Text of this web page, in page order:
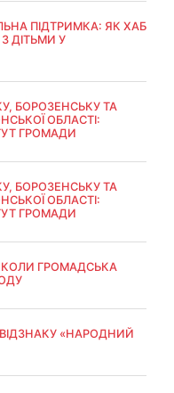
ПІДТРИМКА: ЯК ХАБ
ДІТЬМИ У
БОРОЗЕНСЬКУ ТА
ОБЛАСТІ:
ГРОМАДИ
БОРОЗЕНСЬКУ ТА
ОБЛАСТІ:
ГРОМАДИ
КОЛИ ГРОМАДСЬКА
«НАРОДНИЙ